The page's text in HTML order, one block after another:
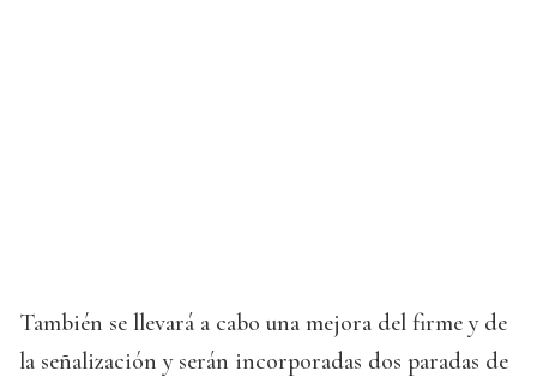
También se llevará a cabo una mejora del firme y de
la señalización y serán incorporadas dos paradas de